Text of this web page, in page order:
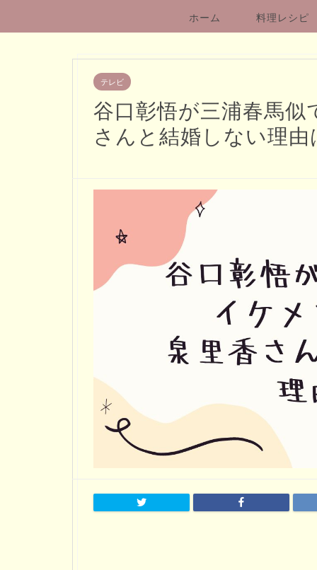
ホーム 料理レシピ
テレビ
谷口彰悟が三浦春馬
さんと結婚しない理由